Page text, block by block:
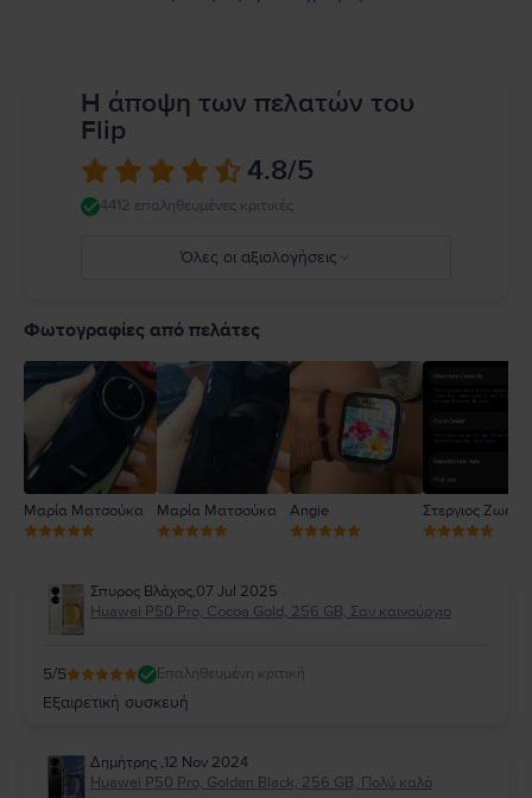
Η άποψη των πελατών του
Flip
4.8/5
4412 επαληθευμένες κριτικές
Όλες οι αξιολογήσεις
4
Φωτογραφίες από πελάτες
Μαρία Ματσούκα Μαρία Ματσούκα Angie Στεργιος
Σπυρος Βλάχος,07 Jul 2025
Huawei P50 Pro, Cocoa Gold, 256 GB, Σαν καινούργιο
5/5 Επαληθευμένη κριτική
Εξαιρετική συσκευή
Δημήτρης ,12 Nov 2024
Huawei P50 Pro, Golden Black, 256 GB, Πολύ καλό